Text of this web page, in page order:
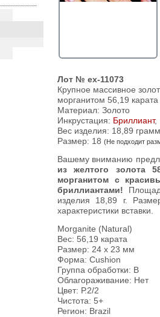
Лот № ex-11073
Крупное массивное
морганитом 56,19
Материал: Золото
Инкрустация: Бриллиант,
Вес изделия: 18,89 грамм
Размер: 18 (Не подходит
Вашему вниманию
из желтого золота
морганитом с
бриллиантами!
изделия 18,89 г.
характеристики вставки.
Morganite (Natural)
Вес: 56,19 карата
Размер: 24 х 23 мм
Форма: Cushion
Группа обработки: В
Облагораживание: Нет
Цвет: Р.2/2
Чистота: 5+
Регион: Brazil